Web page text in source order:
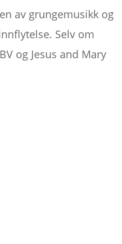
av grungemusikk og
Selv om
og Jesus and Mary